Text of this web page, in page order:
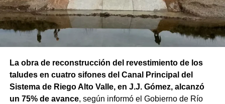
La obra de reconstrucción del revestimiento de los
taludes en cuatro sifones del Canal Principal del
Sistema de Riego Alto Valle, en J.J. Gómez, alcanzó
un 75% de avance, según informó el Gobierno de Río